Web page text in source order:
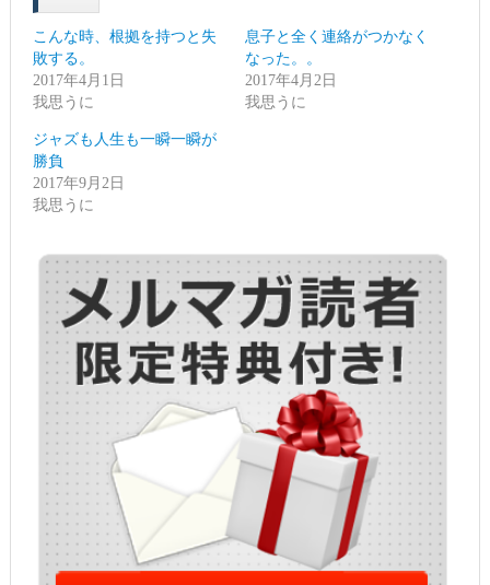
(新
し
い
ウ
ィ
ン
ド
ウ
開
き
す)
ク
し
し
い
ィ
ン
き
ま
す)
こんな時、根拠を持つと失
敗する。
2017年4月1日
我思うに
息子と全く連絡がつかなく
なった。。
2017年4月2日
我思うに
ジャズも人生も一瞬一瞬が
勝負
2017年9月2日
我思うに